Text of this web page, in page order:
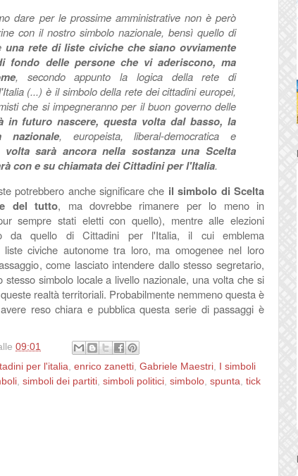
dare per le prossime amministrative non è però
con il nostro simbolo nazionale, bensì quello di
una rete di liste civiche che siano ovviamente
fondo delle persone che vi aderiscono, ma
, secondo appunto la logica della rete di
(...) è il simbolo della rete dei cittadini europei,
che si impegneranno per il buon governo delle
in futuro nascere, questa volta dal basso, la
nazionale, europeista, liberal-democratica e
volta sarà ancora nella sostanza una Scelta
con e su chiamata dei Cittadini per l'Italia.
potrebbero anche significare che il simbolo di Scelta
del tutto, ma dovrebbe rimanere per lo meno in
sempre stati eletti con quello), mentre alle elezioni
da quello di Cittadini per l'Italia, il cui emblema
liste civiche autonome tra loro, ma omogenee nel loro
come lasciato intendere dallo stesso segretario,
simbolo locale a livello nazionale, una volta che si
realtà territoriali. Probabilmente nemmeno questa è
reso chiara e pubblica questa serie di passaggi è
09:01
per l'italia, enrico zanetti, Gabriele Maestri,
I simboli
, simboli dei partiti, simboli politici, simbolo, spunta, tick